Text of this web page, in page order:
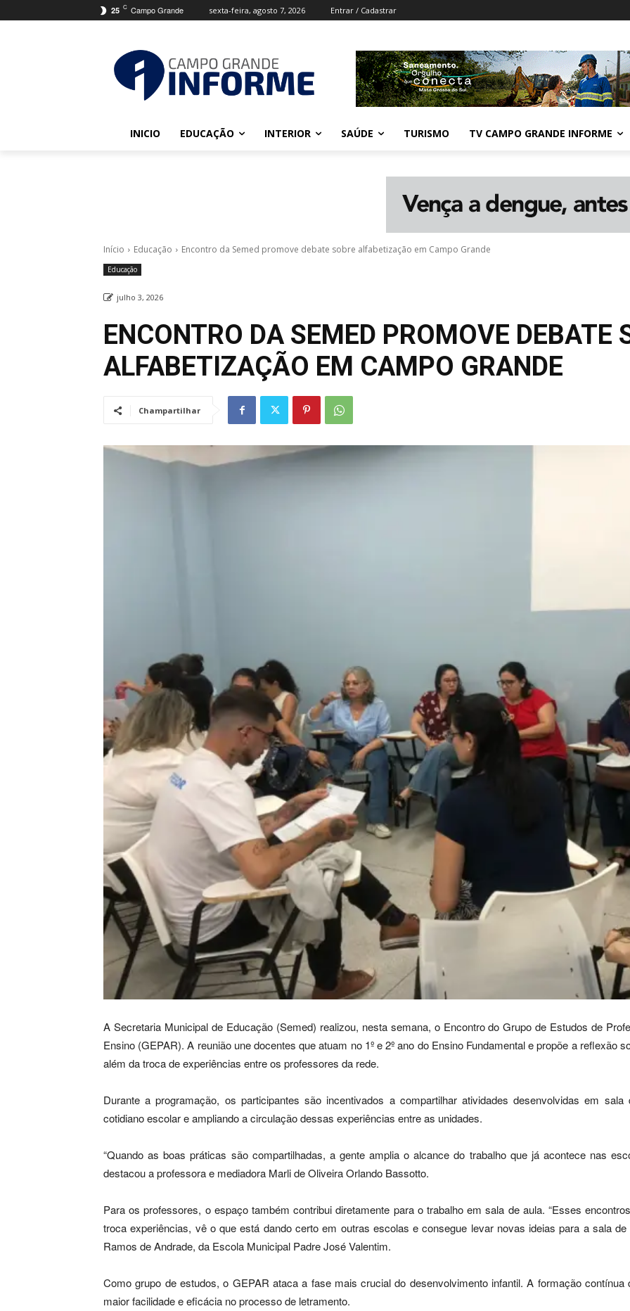
25 C Campo Grande sexta-feira, agosto 7, 2026 Entrar / Cadastrar
INICIO EDUCAÇÃO INTERIOR SAÚDE TURISMO TV CAMPO GRANDE INFORME
Início Educação Encontro da Semed promove debate sobre alfabetização em Campo Grande
Educação
julho 3, 2026
ENCONTRO DA SEMED PROMOVE DEBATE
ALFABETIZAÇÃO EM CAMPO GRANDE
Champartilhar
A Secretaria Municipal de Educação (Semed) realizou, nesta semana, o Encontro do Grupo de Estudos de
Ensino (GEPAR). A reunião une docentes que atuam no 1º e 2º ano do Ensino Fundamental e propõe a reflexão
além da troca de experiências entre os professores da rede.
Durante a programação, os participantes são incentivados a compartilhar atividades desenvolvidas em
cotidiano escolar e ampliando a circulação dessas experiências entre as unidades.
“Quando as boas práticas são compartilhadas, a gente amplia o alcance do trabalho que já acontece nas
destacou a professora e mediadora Marli de Oliveira Orlando Bassotto.
Para os professores, o espaço também contribui diretamente para o trabalho em sala de aula. “Esses
troca experiências, vê o que está dando certo em outras escolas e consegue levar novas ideias para a sala
Ramos de Andrade, da Escola Municipal Padre José Valentim.
Como grupo de estudos, o GEPAR ataca a fase mais crucial do desenvolvimento infantil. A formação
maior facilidade e eficácia no processo de letramento.